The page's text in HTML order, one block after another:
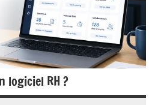
logiciel RH ?